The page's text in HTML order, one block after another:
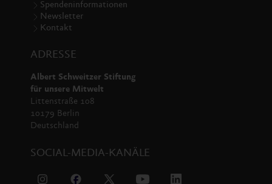
Spendeninformationen
Newsletter
Kontakt
ADRESSE
Albert Schweitzer Stiftung
für unsere Mitwelt
Littenstraße 108
10179 Berlin
Deutschland
SOCIAL-MEDIA-KANÄLE